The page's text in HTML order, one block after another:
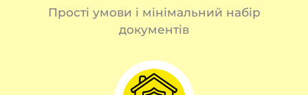
Прості умови і мінімальний набір
документів